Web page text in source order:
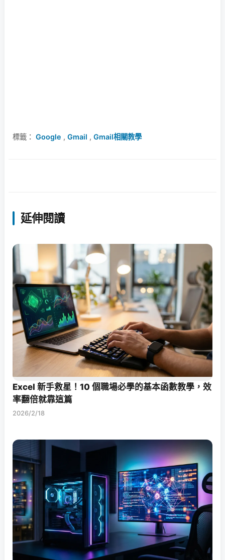
標籤： Google , Gmail , Gmail相關教學
延伸閱讀
Excel 新手救星！10 個職場必學的基本函數教學，效
率翻倍就靠這篇
2026/2/18